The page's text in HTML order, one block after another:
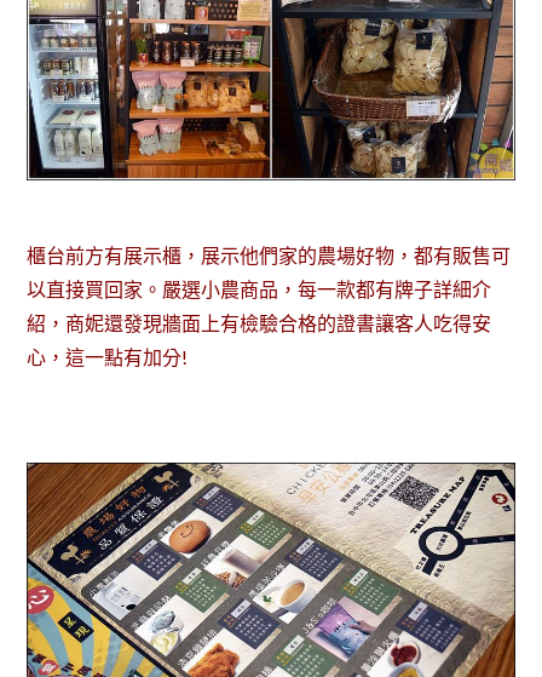
櫃台前方有展示櫃，展示他們家的農場好物，都有販售可
以直接買回家。嚴選小農商品，每一款都有牌子詳細介
紹，商妮還發現牆面上有檢驗合格的證書讓客人吃得安
心，這一點有加分!